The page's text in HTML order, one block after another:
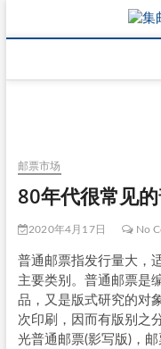
邮票市场
80年代很常见
2020年4月17日 No
普通邮票指发行量大，
主要类别。普通邮票是
品，又是版式研究的对
次印刷，因而有版别之
光普通邮票(影写版)，